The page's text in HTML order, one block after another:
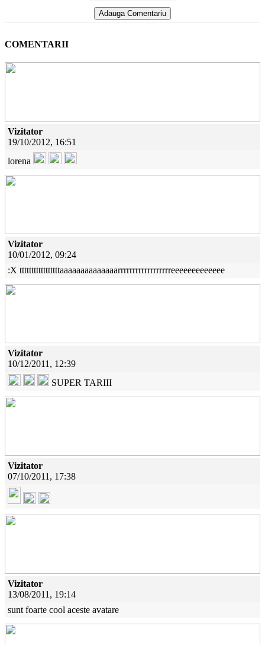
COMENTARII
Vizitator
19/10/2012, 16:51
lorena
Vizitator
10/01/2012, 09:24
:X tttttttttttttttttaaaaaaaaaaaaaarrrrrrrrrrrrrrrrrreeeeeeeeeeeee
Vizitator
10/12/2011, 12:39
SUPER TARIII
Vizitator
07/10/2011, 17:38
Vizitator
13/08/2011, 19:14
sunt foarte cool aceste avatare